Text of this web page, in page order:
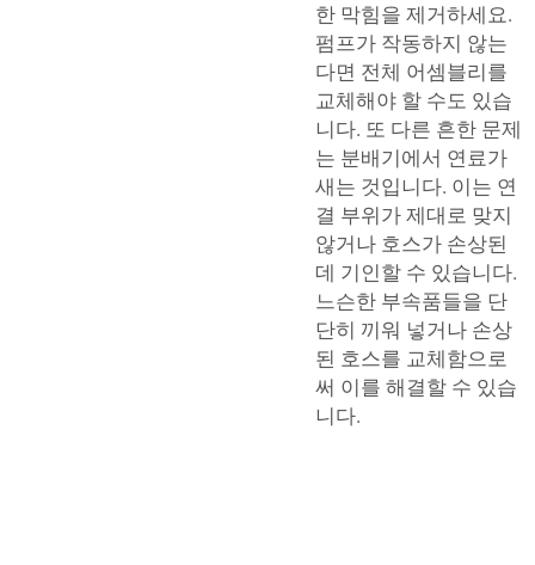
한 막힘을 제거하세요.
펌프가 작동하지 않는
다면 전체 어셈블리를
교체해야 할 수도 있습
니다. 또 다른 흔한 문제
는 분배기에서 연료가
새는 것입니다. 이는 연
결 부위가 제대로 맞지
않거나 호스가 손상된
데 기인할 수 있습니다.
느슨한 부속품들을 단
단히 끼워 넣거나 손상
된 호스를 교체함으로
써 이를 해결할 수 있습
니다.